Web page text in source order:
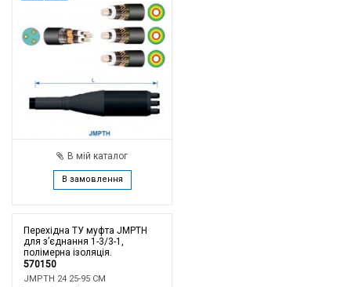
В мій каталог
В замовлення
Перехідна ТУ муфта JMPTH
для з’єднання 1-3/3-1,
полімерна ізоляція.
570150
JMPTH 24 25-95 CM